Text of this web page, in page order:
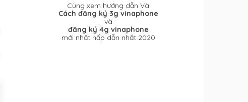
Cùng xem hướng dẫn Và
Cách đăng ký 3g vinaphone
và
đăng ký 4g vinaphone
mới nhất hấp dẫn nhất 2020